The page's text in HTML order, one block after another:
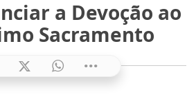
a Devoção ao
Sacramento